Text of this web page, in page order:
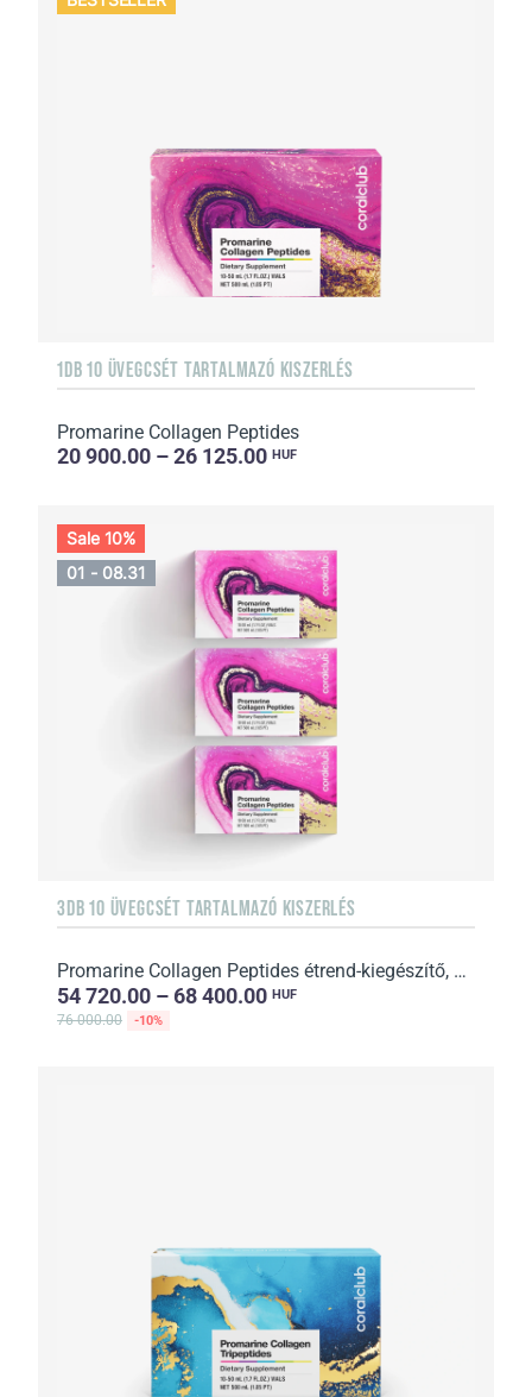
1DB 10 ÜVEGCSÉT TARTALMAZÓ KISZERLÉS
Promarine Collagen Peptides
20 900.00 – 26 125.00 HUF
Sale 10%
01 - 08.31
3DB 10 ÜVEGCSÉT TARTALMAZÓ KISZERLÉS
Promarine Collagen Peptides étrend-kiegészítő, édesítőszerrel 1 havi adag
54 720.00 – 68 400.00 HUF
76 000.00 -10%